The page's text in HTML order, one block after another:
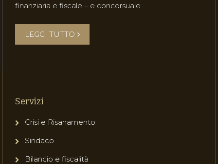
finanziaria e fiscale – e concorsuale.
LEGGI TUTTO
Servizi
Crisi e Risanamento
Sindaco
Bilancio e fiscalità